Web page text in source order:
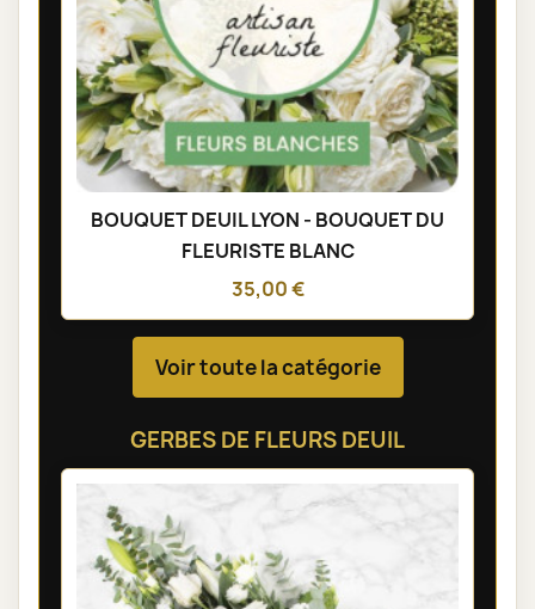
BOUQUET DEUIL LYON - BOUQUET DU
FLEURISTE BLANC
35,00 €
Voir toute la catégorie
GERBES DE FLEURS DEUIL